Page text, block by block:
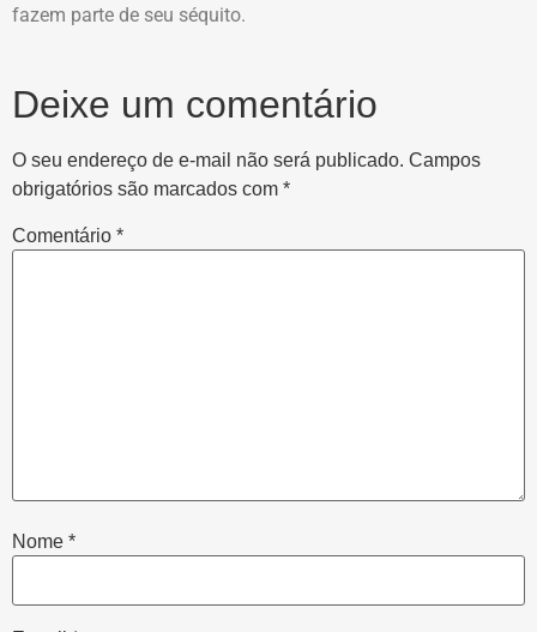
fazem parte de seu séquito.
Deixe um comentário
O seu endereço de e-mail não será publicado. Campos
obrigatórios são marcados com *
Comentário *
Nome *